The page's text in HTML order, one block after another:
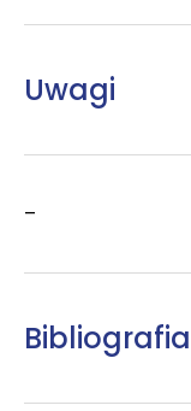
Uwagi
–
Bibliografia